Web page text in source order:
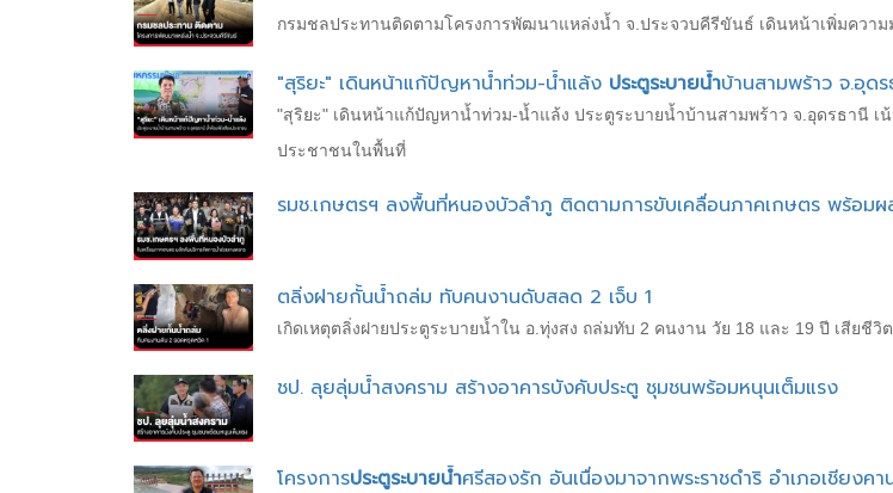
กรมชลประทานติดตามโครงการพัฒนาแหล่งน้ำ จ.ประจวบคีรีขันธ์ เดินหน้าเพิ่มคว
"สุริยะ" เดินหน้าแก้ปัญหาน้ำท่วม-น้ำแล้ง ประตูระบายน้ำบ้านสามพร้าว จ.อุดร
"สุริยะ" เดินหน้าแก้ปัญหาน้ำท่วม-น้ำแล้ง ประตูระบายน้ำบ้านสามพร้าว จ.อุดรธานี เ
ประชาชนในพื้นที่
รมช.เกษตรฯ ลงพื้นที่หนองบัวลำภู ติดตามการขับเคลื่อนภาคเกษตร พร้อมผ
ตลิ่งฝายกั้นน้ำถล่ม ทับคนงานดับสลด 2 เจ็บ 1
เกิดเหตุตลิ่งฝายประตูระบายน้ำใน อ.ทุ่งสง ถล่มทับ 2 คนงาน วัย 18 และ 19 ปี เสียชี
ชป. ลุยลุ่มน้ำสงคราม สร้างอาคารบังคับประตู ชุมชนพร้อมหนุนเต็มแรง
โครงการประตูระบายน้ำศรีสองรัก อันเนื่องมาจากพระราชดำริ อำเภอเชียงค